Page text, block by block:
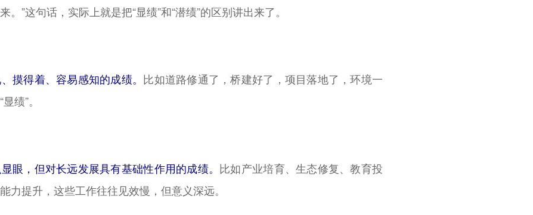
”这句话，实际上就是把“显绩”和“潜绩”的区别讲出来了。
得着、容易感知的成绩。 比如道路修通了，桥建好了，项目落地了，环境一
绩”。
，但对长远发展具有基础性作用的成绩。 比如产业培育、生态修复、教育投
力提升，这些工作往往见效慢，但意义深远。